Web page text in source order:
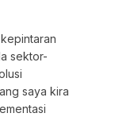
sektor-
saya kira